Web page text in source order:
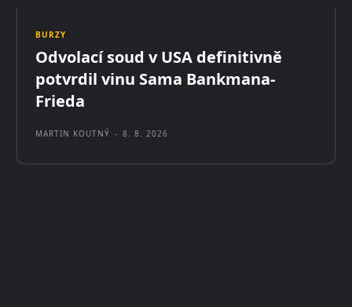
BURZY
Odvolací soud v USA definitivně
potvrdil vinu Sama Bankmana-
Frieda
MARTIN KOUTNÝ - 8. 8. 2026